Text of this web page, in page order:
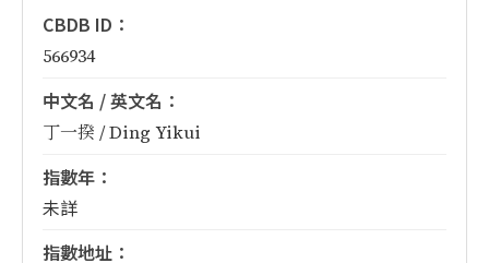
CBDB ID：
566934
中文名 / 英文名：
丁一揆 / Ding Yikui
指數年：
未詳
指數地址：